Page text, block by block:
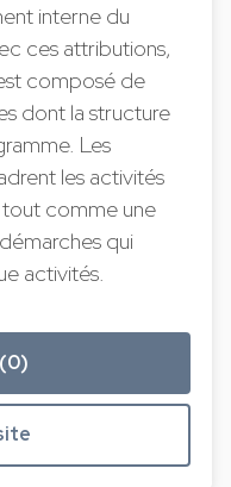
interne du
ces attributions,
composé de
dont la structure
Les
les activités
comme une
qui
activités.